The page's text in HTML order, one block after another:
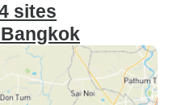
sites